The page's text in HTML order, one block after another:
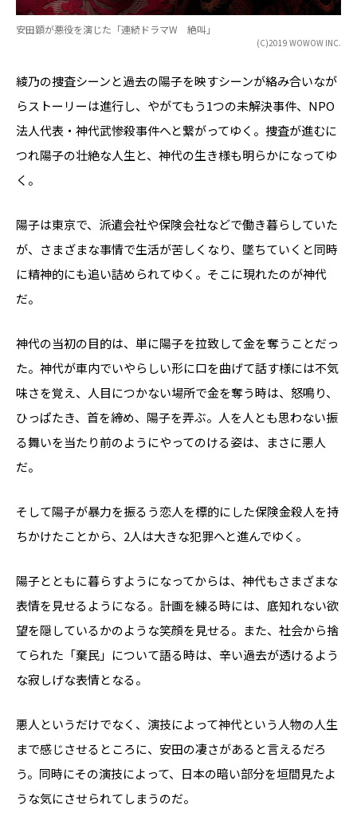
安田顕が悪役を演じた「連続ドラマW 絶叫」
(C)2019 WOWOW INC.
綾乃の捜査シーンと過去の陽子を映すシーンが絡み合いなが
らストーリーは進行し、やがてもう1つの未解決事件、NPO
法人代表・神代武惨殺事件へと繋がってゆく。捜査が進むに
つれ陽子の壮絶な人生と、神代の生き様も明らかになってゆ
く。
陽子は東京で、派遣会社や保険会社などで働き暮らしていた
が、さまざまな事情で生活が苦しくなり、墜ちていくと同時
に精神的にも追い詰められてゆく。そこに現れたのが神代
だ。
神代の当初の目的は、単に陽子を拉致して金を奪うことだっ
た。神代が車内でいやらしい形に口を曲げて話す様には不気
味さを覚え、人目につかない場所で金を奪う時は、怒鳴り、
ひっぱたき、首を締め、陽子を弄ぶ。人を人とも思わない振
る舞いを当たり前のようにやってのける姿は、まさに悪人
だ。
そして陽子が暴力を振るう恋人を標的にした保険金殺人を持
ちかけたことから、2人は大きな犯罪へと進んでゆく。
陽子とともに暮らすようになってからは、神代もさまざまな
表情を見せるようになる。計画を練る時には、底知れない欲
望を隠しているかのような笑顔を見せる。また、社会から捨
てられた「棄民」について語る時は、辛い過去が透けるよう
な寂しげな表情となる。
悪人というだけでなく、演技によって神代という人物の人生
まで感じさせるところに、安田の凄さがあると言えるだろ
う。同時にその演技によって、日本の暗い部分を垣間見たよ
うな気にさせられてしまうのだ。